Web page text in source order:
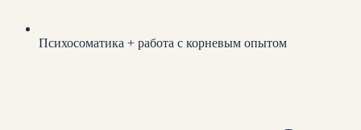
Психосоматика + работа с корневым опытом